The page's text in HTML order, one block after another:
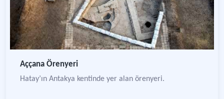
Aççana Örenyeri
Hatay’ın Antakya kentinde yer alan örenyeri.